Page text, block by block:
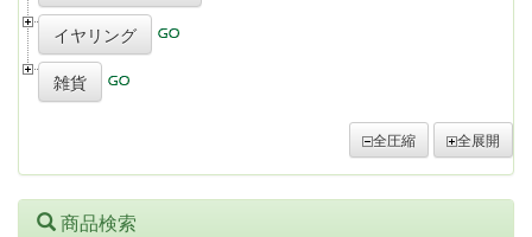
イヤリング
雑貨
全圧縮 全展開
商品検索